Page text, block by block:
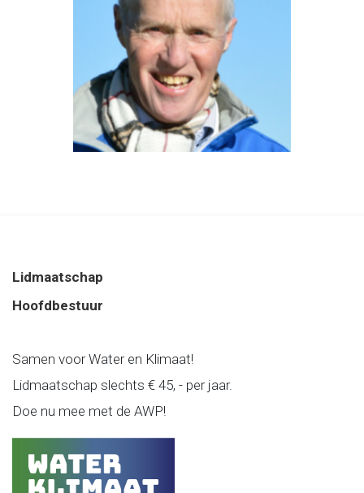
Lidmaatschap
Hoofdbestuur
Samen voor Water en Klimaat!
Lidmaatschap slechts € 45, - per jaar.
Doe nu mee met de AWP!